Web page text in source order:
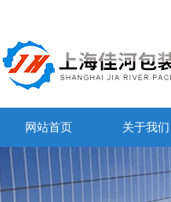
网站首页 关于我们